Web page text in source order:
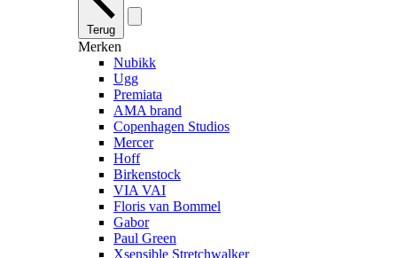
Terug
Merken
Nubikk
Ugg
Premiata
AMA brand
Copenhagen Studios
Mercer
Hoff
Birkenstock
VIA VAI
Floris van Bommel
Gabor
Paul Green
Xsensible Stretchwalker